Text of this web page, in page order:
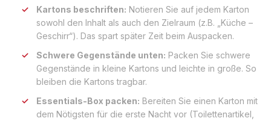
Kartons beschriften: Notieren Sie auf jedem Karton
sowohl den Inhalt als auch den Zielraum (z.B. „Küche –
Geschirr“). Das spart später Zeit beim Auspacken.
Schwere Gegenstände unten: Packen Sie schwere
Gegenstände in kleine Kartons und leichte in große. So
bleiben die Kartons tragbar.
Essentials-Box packen: Bereiten Sie einen Karton mit
dem Nötigsten für die erste Nacht vor (Toilettenartikel,